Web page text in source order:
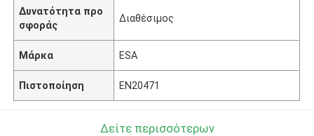
Δυνατότητα προ
σφοράς
Διαθέσιμος
Μάρκα ESA
Πιστοποίηση EN20471
Δείτε περισσότερων